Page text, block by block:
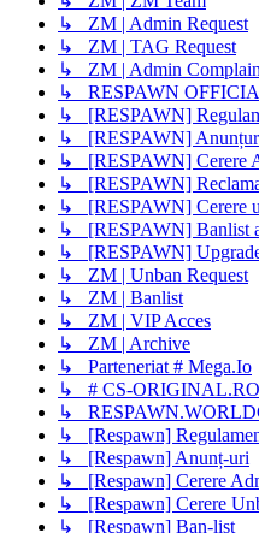
↳ ZM | Admin Request
↳ ZM | TAG Request
↳ ZM | Admin
↳ RESPAWN
↳ [RESPAWN]
↳ [RESPAWN]
↳ [RESPAWN] Cerere
↳ [RESPAWN]
↳ [RESPAWN] Cerere
↳ [RESPAWN] Banlist
↳ [RESPAWN] Upgrade
↳ ZM | Unban Request
↳ ZM | Banlist
↳ ZM | VIP Acces
↳ ZM | Archive
↳ Parteneriat # Mega.Io
↳ # CS-
↳
↳ [Respawn]
↳ [Respawn] Anunț-uri
↳ [Respawn] Cerere
↳ [Respawn] Cerere
↳ [Respawn] Ban-list